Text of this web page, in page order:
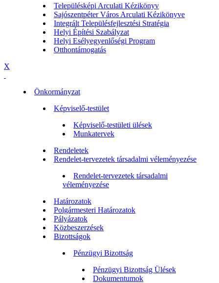
Településképi Arculati Kézikönyv
Sajószentpéter Város Arculati Kézikönyve
Integrált Településfejlesztési Stratégia
Helyi Építési Szabályzat
Helyi Esélyegyenlőségi Program
Otthontámogatás
X
Önkormányzat
Képviselő-testület
Képviselő-testületi ülések
Munkatervek
Rendeletek
Rendelet-tervezetek társadalmi véleményezése
Rendelet-tervezetek társadalmi
véleményezése
Határozatok
Polgármesteri Határozatok
Pályázatok
Közbeszerzések
Bizottságok
Pénzügyi Bizottság
Pénzügyi Bizottság Ülések
Dokumentumok